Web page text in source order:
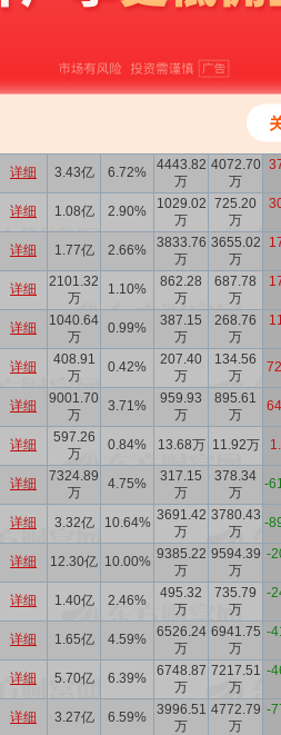
5300.56 4805.42
万
详细 2.94亿 8.35%
2265.42 1877.26
406.02
详细 3.43亿 6.72%
4443.82
万
4072.70
万
详细 1.08亿 2.90%
1029.02
万
725.20
万
详细 1.77亿 2.66%
3833.76
万
3655.02
万
详细
2101.32
万
1.10%
862.28
万
687.78
万
详细
1040.64
万
0.99%
387.15
万
268.76
万
详细
408.91
万
0.42%
207.40
万
134.56
万
详细
9001.70
万
3.71%
959.93
万
895.61
万
详细
597.26
万
0.84% 13.68万 11.92万
详细
7324.89
万
4.75%
317.15
万
378.34
万
-
详细 3.32亿 10.64% 3691.42
万
3780.43
万
-
详细 12.30亿 10.00% 9385.22
万
9594.39
万
-
详细 1.40亿 2.46%
495.32
万
735.79
万
-
详细 1.65亿 4.59%
6526.24
万
6941.75
万
-
详细 5.70亿 6.39%
6748.87
万
7217.51
万
-
详细 3.27亿 6.59%
3996.51
万
4772.79
万
-